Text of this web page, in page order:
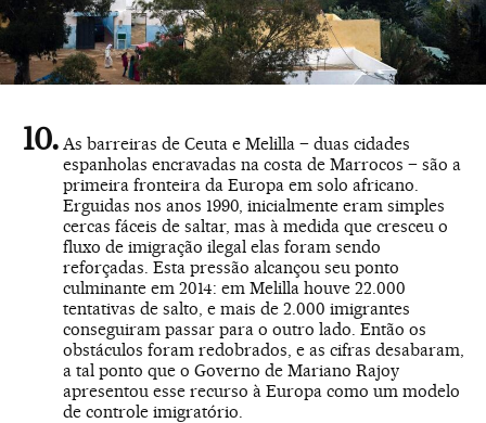
As barreiras de Ceuta e Melilla – duas cidades
espanholas encravadas na costa de Marrocos – são a
primeira fronteira da Europa em solo africano.
Erguidas nos anos 1990, inicialmente eram simples
cercas fáceis de saltar, mas à medida que cresceu o
fluxo de imigração ilegal elas foram sendo
reforçadas. Esta pressão alcançou seu ponto
culminante em 2014: em Melilla houve 22.000
tentativas de salto, e mais de 2.000 imigrantes
conseguiram passar para o outro lado. Então os
obstáculos foram redobrados, e as cifras desabaram,
a tal ponto que o Governo de Mariano Rajoy
apresentou esse recurso à Europa como um modelo
de controle imigratório.